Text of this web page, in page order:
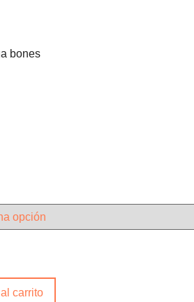
bones
carrito